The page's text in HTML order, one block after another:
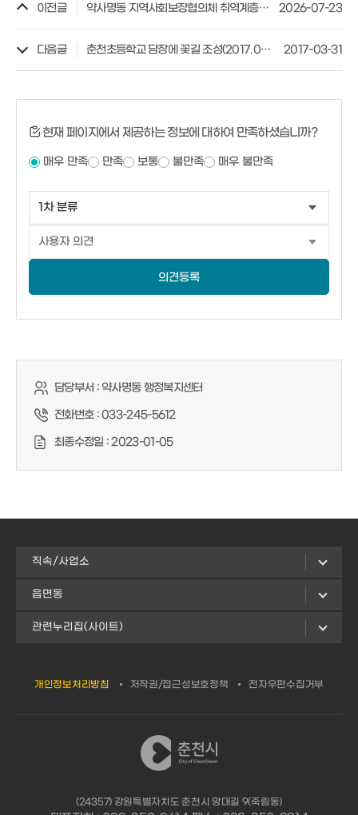
이전글 약사명동 지역사회보장협의체 취역계층에 따뜻한 나눔 전달(26.7.22.) 2026-07-23
다음글 춘천초등학교 담장에 꽃길 조성(2017.03.31.) 2017-03-31
현재 페이지에서 제공하는 정보에 대하여 만족하셨습니까?
매우 만족 만족 보통 불만족 매우 불만족
의견등록
담당부서 :약사명동 행정복지센터
전화번호 :033-245-5612
최종수정일 :2023-01-05
직속/사업소
읍면동
관련누리집(사이트)
개인정보처리방침 저작권/접근성보호정책 전자우편수집거부
(24357) 강원특별자치도 춘천시 망대길 9(죽림동)